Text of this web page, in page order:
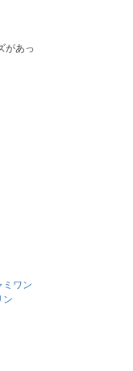
があっ
ミワン
ン